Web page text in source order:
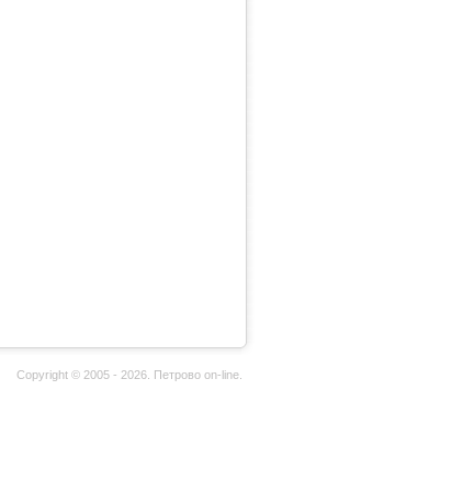
Copyright © 2005 - 2026. Петрово on-line.